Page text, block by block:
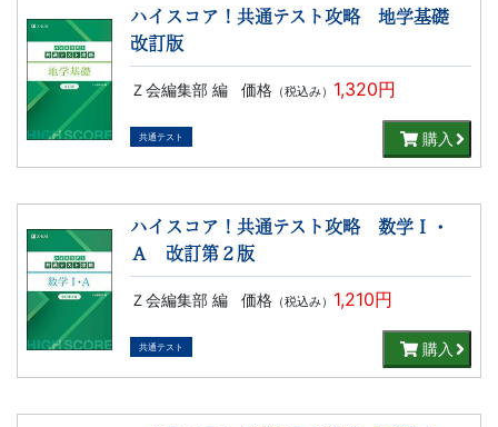
書
ま
で
ハイスコア！共通テスト攻略 地学基礎
改訂版
Ｚ会編集部 編 価格（税込み） 1,320円
共通テスト 購入
ハイスコア！共通テスト攻略 数学Ｉ・
Ａ 改訂第２版
Ｚ会編集部 編 価格（税込み） 1,210円
共通テスト 購入